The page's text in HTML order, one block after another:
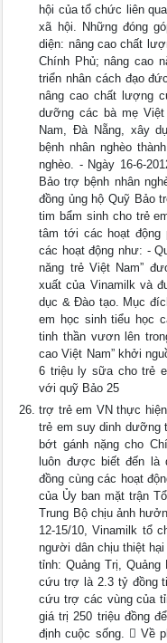
hội của tổ chức liên
xã hội. Những đóng
diện: nâng cao chất
Chính Phủ; nâng cao
triển nhân cách đạo
nâng cao chất lượng
dưỡng các bà mẹ Việt
Nam, Đà Nẵng, xây
bệnh nhân nghèo
nghèo. - Ngày 16-6-
Bảo trợ bệnh nhân
đồng ủng hộ Quỹ Bảo
tim bẩm sinh cho trẻ
tâm tới các hoạt động
các hoạt động như: -
năng trẻ Việt Nam”
xuất của Vinamilk và
dục & Đào tạo. Mục
em học sinh tiểu học
tinh thần vươn lên
cao Việt Nam” khởi
6 triệu ly sữa cho trẻ
với quỹ Bảo 25
trợ trẻ em VN thực
trẻ em suy dinh dưỡng
bớt gánh nặng cho
luôn được biết đến là
đồng cùng các hoạt
của Ủy ban mặt trận
Trung Bộ chịu ảnh
12-15/10, Vinamilk tổ
người dân chịu thiệt
tỉnh: Quảng Trị,
cứu trợ là 2.3 tỷ đồng
cứu trợ các vùng của
giá trị 250 triệu đồng
định cuộc sống.  Về